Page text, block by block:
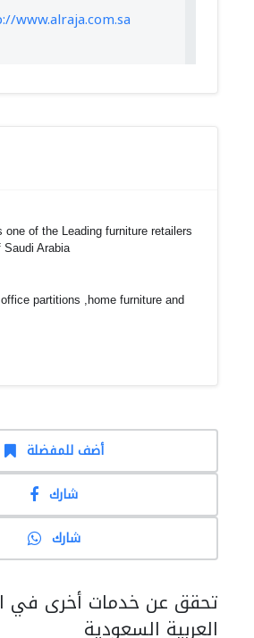
www.alraja.com.sa
one of the Leading furniture retailers
Arabia
partitions ,home furniture and
أضف للمفضلة
شارك
شارك
تحقق عن خدمات أخرى في
العربية السعودية